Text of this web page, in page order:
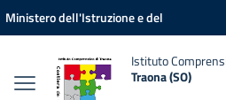
Vai ai contenuti
Vai al menu di navigazione
Vai al footer
Ministero dell'Istruzione e del
Istituto
Traona (SO)